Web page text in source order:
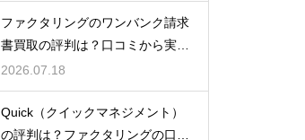
ファクタリングのワンバンク請求
書買取の評判は？口コミから実態
を徹底解説
2026.07.18
Quick（クイックマネジメント）
の評判は？ファクタリングの口コ